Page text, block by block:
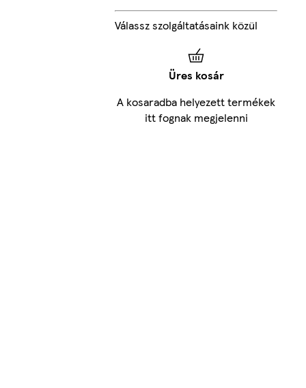
Válassz szolgáltatásaink közül
Üres kosár
A kosaradba helyezett termékek
itt fognak megjelenni